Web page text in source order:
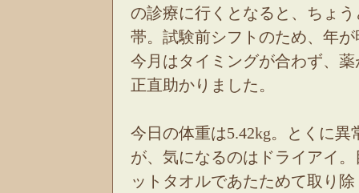
の診療に行くとなると、ちょ
帯。試験前シフトのため、年
今月はタイミングが合わず、
正直助かりました。
今日の体重は5.42kg。とくに
が、気になるのはドライアイ
ットタオルであたためて取り